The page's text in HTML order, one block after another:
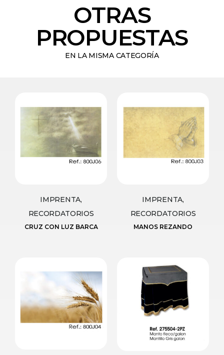
OTRAS
PROPUESTAS
EN LA MISMA CATEGORÍA
IMPRENTA,
RECORDATORIOS
CRUZ CON LUZ BARCA
IMPRENTA,
RECORDATORIOS
MANOS REZANDO